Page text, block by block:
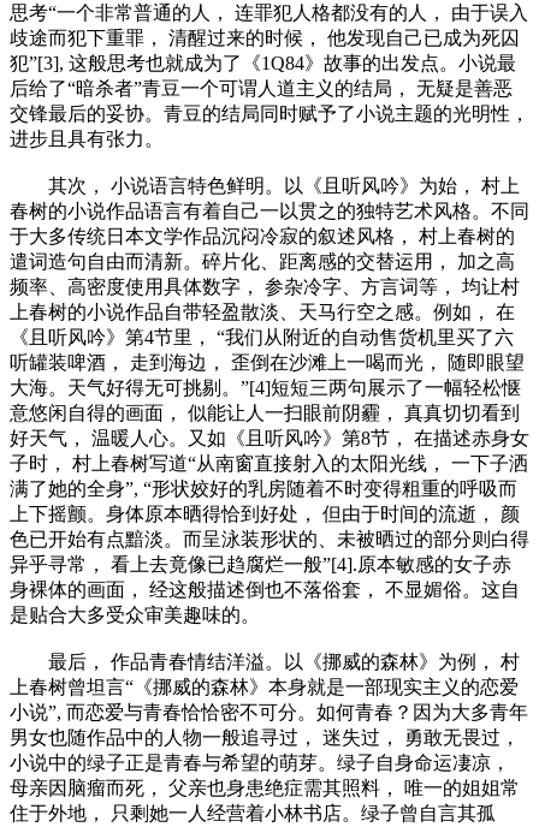
思考“一个非常普通的人， 连罪犯人格都没有的人， 由于误入
歧途而犯下重罪， 清醒过来的时候， 他发现自己已成为死囚
犯”[3], 这般思考也就成为了《1Q84》故事的出发点。小说最
后给了“暗杀者”青豆一个可谓人道主义的结局， 无疑是善恶
交锋最后的妥协。青豆的结局同时赋予了小说主题的光明性，
进步且具有张力。
其次， 小说语言特色鲜明。以《且听风吟》为始， 村上
春树的小说作品语言有着自己一以贯之的独特艺术风格。不同
于大多传统日本文学作品沉闷冷寂的叙述风格， 村上春树的
遣词造句自由而清新。碎片化、距离感的交替运用， 加之高
频率、高密度使用具体数字， 参杂冷字、方言词等， 均让村
上春树的小说作品自带轻盈散淡、天马行空之感。例如， 在
《且听风吟》第4节里， “我们从附近的自动售货机里买了六
听罐装啤酒， 走到海边， 歪倒在沙滩上一喝而光， 随即眼望
大海。天气好得无可挑剔。”[4]短短三两句展示了一幅轻松惬
意悠闲自得的画面， 似能让人一扫眼前阴霾， 真真切切看到
好天气， 温暖人心。又如《且听风吟》第8节， 在描述赤身女
子时， 村上春树写道“从南窗直接射入的太阳光线， 一下子洒
满了她的全身”, “形状姣好的乳房随着不时变得粗重的呼吸而
上下摇颤。身体原本晒得恰到好处， 但由于时间的流逝， 颜
色已开始有点黯淡。而呈泳装形状的、未被晒过的部分则白得
异乎寻常， 看上去竟像已趋腐烂一般”[4].原本敏感的女子赤
身裸体的画面， 经这般描述倒也不落俗套， 不显媚俗。这自
是贴合大多受众审美趣味的。
最后， 作品青春情结洋溢。以《挪威的森林》为例， 村
上春树曾坦言“《挪威的森林》本身就是一部现实主义的恋爱
小说”, 而恋爱与青春恰恰密不可分。如何青春？因为大多青年
男女也随作品中的人物一般追寻过， 迷失过， 勇敢无畏过，
小说中的绿子正是青春与希望的萌芽。绿子自身命运凄凉，
母亲因脑瘤而死， 父亲也身患绝症需其照料， 唯一的姐姐常
住于外地， 只剩她一人经营着小林书店。绿子曾自言其孤